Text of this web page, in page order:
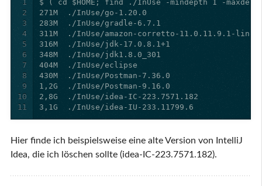
1
2
3
4
5
6
7
8
9
10
11
3,1G  ./InUse/idea-IU-233.11799.6
Hier finde ich beispielsweise eine alte Version von IntelliJ
Idea, die ich löschen sollte (idea-IC-223.7571.182).